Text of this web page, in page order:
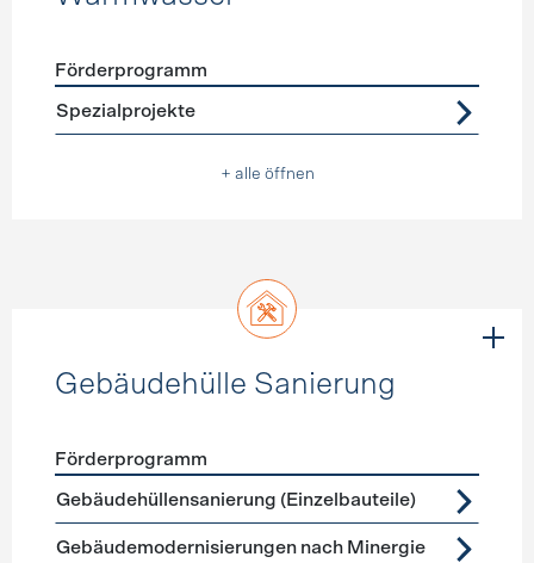
Förderprogramme
Förderprogramm
Spezialprojekte
+ alle öffnen
Gebäudehülle Sanierung
Förderprogramme Gebäudehülle Sanierung
Förderprogramm
Gebäudehüllensanierung (Einzelbauteile)
Gebäudemodernisierungen nach Minergie